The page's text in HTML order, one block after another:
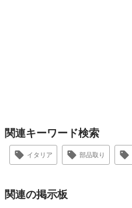
関連キーワード検索
イタリア 部品取り
関連の掲示板